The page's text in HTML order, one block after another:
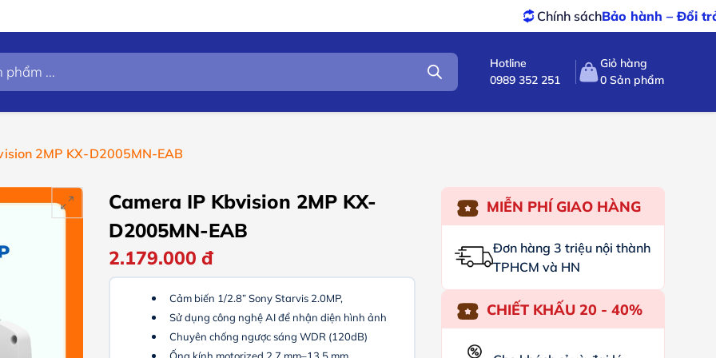
Bảo hành – Đổi trảtốt nhất
Hotline
0989 352 251
Giỏ hàng
0 Sản phẩm
2MP KX-D2005MN-EAB
Camera IP Kbvision 2MP KX-
D2005MN-EAB
2.179.000đ
Cảm biến 1/2.8” Sony Starvis 2.0MP,
Sử dụng công nghệ AI để nhận diện hình ảnh
Chuyên chống ngược sáng WDR (120dB)
MIỄN PHÍ GIAO HÀNG
Đơn hàng 3 triệu nội thành
TPHCM và HN
CHIẾT KHẤU 20 - 40%